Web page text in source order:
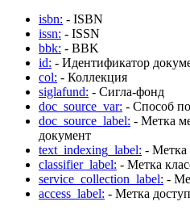
isbn: - ISBN
issn: - ISSN
bbk: - BBK
id: - Идентификатор
col: - Коллекция
siglafund: - Сигла-фонд
doc_source_var: - Способ
doc_source_label: - Метка
документ
text_indexing_label: - Метка
classifier_label: - Метка
service_collection_label: -
access_label: - Метка